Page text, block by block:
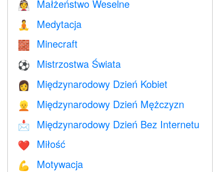
👰 Małżeństwo Weselne
🧘 Medytacja
🧱 Minecraft
⚽ Mistrzostwa Świata
👩 Międzynarodowy Dzień Kobiet
👱 Międzynarodowy Dzień Mężczyzn
📩 Międzynarodowy Dzień Bez Internetu
❤️️ Miłość
💪 Motywacja